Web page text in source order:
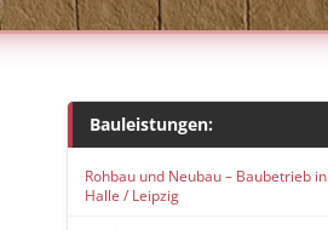
Bauleistungen:
Rohbau und Neubau – Baubetrieb in
Halle / Leipzig